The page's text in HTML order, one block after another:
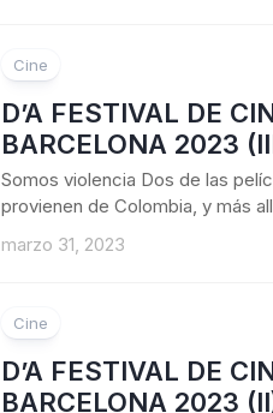
Cine
D’A FESTIVAL DE
BARCELONA 2023
Somos violencia Dos de las
provienen de Colombia, y más
marzo 31, 2023
Cine
D’A FESTIVAL DE
BARCELONA 2023